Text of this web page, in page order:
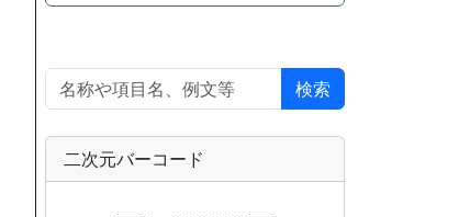
検索
二次元バーコード